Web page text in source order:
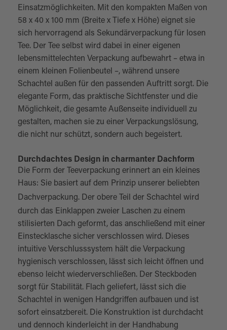
Einsatzmöglichkeiten. Mit den kompakten Maßen von
58 x 40 x 100 mm (Breite x Tiefe x Höhe) eignet sie
sich hervorragend als Sekundärverpackung für losen
Tee. Der Tee selbst wird dabei in einer eigenen
lebensmittelechten Verpackung aufbewahrt – etwa in
einem kleinen Folienbeutel –, während unsere
Schachtel außen für den passenden Auftritt sorgt. Die
elegante Form, das praktische Sichtfenster und die
Möglichkeit, die gesamte Außenseite individuell zu
gestalten, machen sie zu einer Verpackungslösung,
die nicht nur schützt, sondern auch begeistert.
Durchdachtes Design in charmanter Dachform
Die Form der Teeverpackung erinnert an ein kleines
Haus: Sie basiert auf dem Prinzip unserer beliebten
Dachverpackung. Der obere Teil der Schachtel wird
durch das Einklappen zweier Laschen zu einem
stilisierten Dach geformt, das anschließend mit einer
Einstecklasche sicher verschlossen wird. Dieses
intuitive Verschlusssystem hält die Verpackung
hygienisch verschlossen, lässt sich leicht öffnen und
ebenso leicht wiederverschließen. Der Steckboden
sorgt für Stabilität. Flach geliefert, lässt sich die
Schachtel in wenigen Handgriffen aufbauen und ist
sofort einsatzbereit. Die Konstruktion ist durchdacht
und dennoch kinderleicht in der Handhabung